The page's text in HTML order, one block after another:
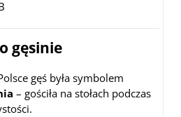
gęsinie
gęś była symbolem
– gościła na stołach podczas